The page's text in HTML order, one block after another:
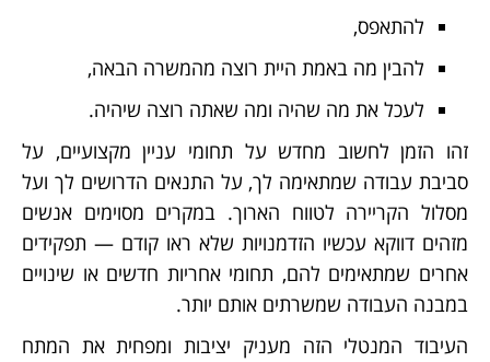
להתאפס,
להבין מה באמת היית רוצה מהמשרה הבאה,
לעכל את מה שהיה ומה שאתה רוצה שיהיה.
זהו הזמן לחשוב מחדש על תחומי עניין מקצועיים, על
סביבת עבודה שמתאימה לך, על התנאים הדרושים לך ועל
מסלול הקריירה לטווח הארוך. במקרים מסוימים אנשים
מזהים דווקא עכשיו הזדמנויות שלא ראו קודם — תפקידים
אחרים שמתאימים להם, תחומי אחריות חדשים או שינויים
במבנה העבודה שמשרתים אותם יותר.
העיבוד המנטלי הזה מעניק יציבות ומפחית את המתח